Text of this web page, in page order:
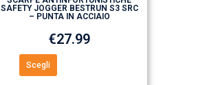
SAFETY JOGGER BESTRUN S3 SRC
– PUNTA IN ACCIAIO
€27.99
Scegli